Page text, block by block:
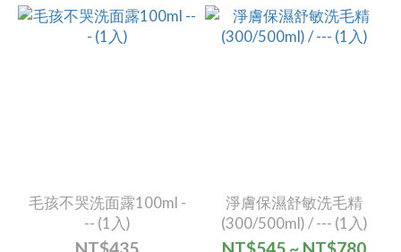
毛孩不哭洗面露100ml -
-- (1入)
淨膚保濕舒敏洗毛精
(300/500ml) / --- (1入)